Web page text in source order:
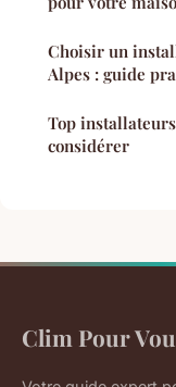
Choisir un
Alpes : guide
Top
considérer
Clim Pour